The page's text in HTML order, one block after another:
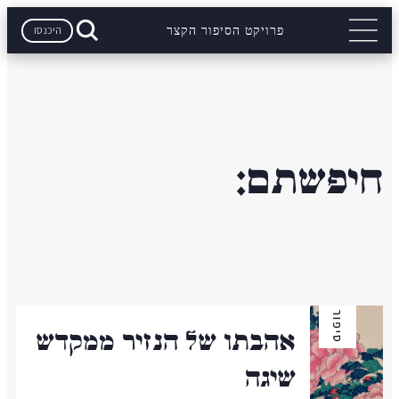
פרויקט הסיפור הקצר היכנסו
חיפשתם:
סיפור
אהבתו של הנזיר ממקדש
שיגה